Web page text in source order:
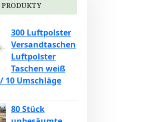
PRODUKTY
300 Luftpolster
Versandtaschen
Luftpolster
Taschen weiß
10 Umschläge
80 Stück